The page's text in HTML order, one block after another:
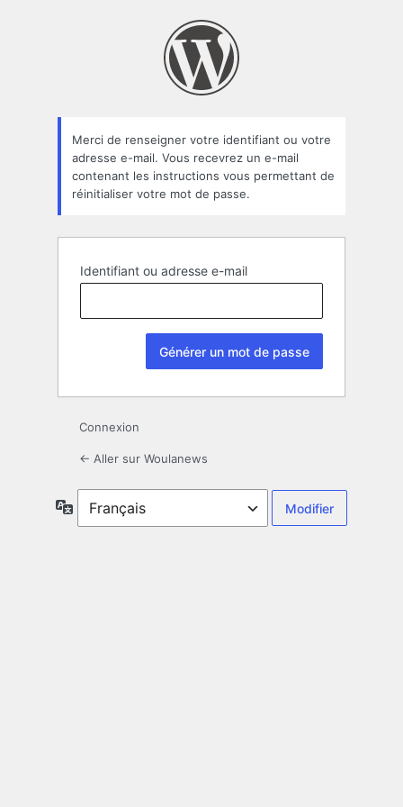
oublié
Merci de renseigner votre identifiant ou votre
adresse e-mail. Vous recevrez un e-mail
contenant les instructions vous permettant de
réinitialiser votre mot de passe.
Identifiant ou adresse e-mail
Connexion
← Aller sur Woulanews
Langue